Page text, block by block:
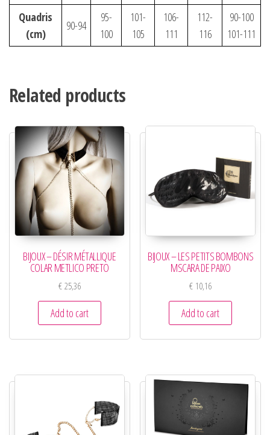
Quadris
(cm)
90-94
95-
100
101-
105
106-
111
112-
116
90-100
101-111
Related products
BIJOUX – DÉSIR MÉTALLIQUE
COLAR METLICO PRETO
€25,36
Add to cart
BIJOUX – LES PETITS BOMBONS
MSCARA DE PAIXO
€ 10,16
Add to cart